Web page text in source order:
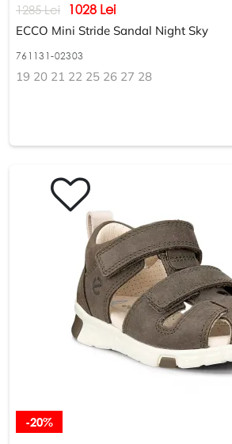
1285 Lei 1028 Lei
ECCO Mini Stride Sandal Night Sky
761131-02303
19 20 21 22 25 26 27 28
-20%